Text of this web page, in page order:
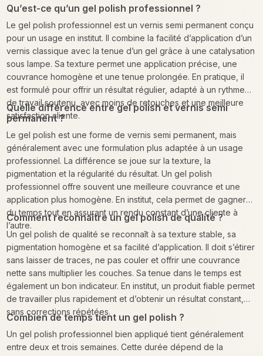
Qu’est-ce qu’un gel polish professionnel ?
Le gel polish professionnel est un vernis semi permanent conçu
pour un usage en institut. Il combine la facilité d’application d’un
vernis classique avec la tenue d’un gel grâce à une catalysation
sous lampe. Sa texture permet une application précise, une
couvrance homogène et une tenue prolongée. En pratique, il
est formulé pour offrir un résultat régulier, adapté à un rythme
de travail soutenu, avec moins de retouches et une meilleure
satisfaction cliente.
Quelle différence entre gel polish et vernis semi
permanent ?
Le gel polish est une forme de vernis semi permanent, mais
généralement avec une formulation plus adaptée à un usage
professionnel. La différence se joue sur la texture, la
pigmentation et la régularité du résultat. Un gel polish
professionnel offre souvent une meilleure couvrance et une
application plus homogène. En institut, cela permet de gagner
du temps tout en assurant un rendu constant d’une cliente à
l’autre.
Comment reconnaître un gel polish de qualité ?
Un gel polish de qualité se reconnaît à sa texture stable, sa
pigmentation homogène et sa facilité d’application. Il doit s’étirer
sans laisser de traces, ne pas couler et offrir une couvrance
nette sans multiplier les couches. Sa tenue dans le temps est
également un bon indicateur. En institut, un produit fiable permet
de travailler plus rapidement et d’obtenir un résultat constant,
sans corrections répétées.
Combien de temps tient un gel polish ?
Un gel polish professionnel bien appliqué tient généralement
entre deux et trois semaines. Cette durée dépend de la